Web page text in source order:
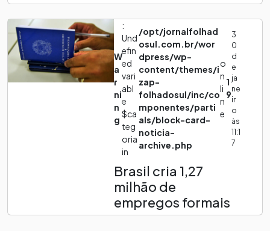
W
a
r
ni
n
g
:
Und
efin
ed
vari
abl
e
$ca
teg
oria
in
/opt/jornalfolhad
osul.com.br/wor
dpress/wp-
content/themes/i
zap-
folhadosul/inc/co
mponentes/parti
als/block-card-
noticia-
archive.php
o
n
li
n
e
1
9
3
0
d
e
ja
ne
ir
o
às
11:1
7
Brasil cria 1,27
milhão de
empregos formais